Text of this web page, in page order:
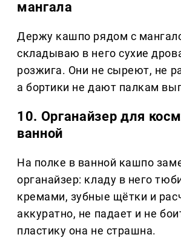
мангала
Держу кашпо рядом с
складываю в него сухие
розжига. Они не сыреют, не
а бортики не дают палкам
10. Органайзер для
ванной
На полке в ванной кашпо
органайзер: кладу в него
кремами, зубные щётки и
аккуратно, не падает и не
пластику она не страшна.